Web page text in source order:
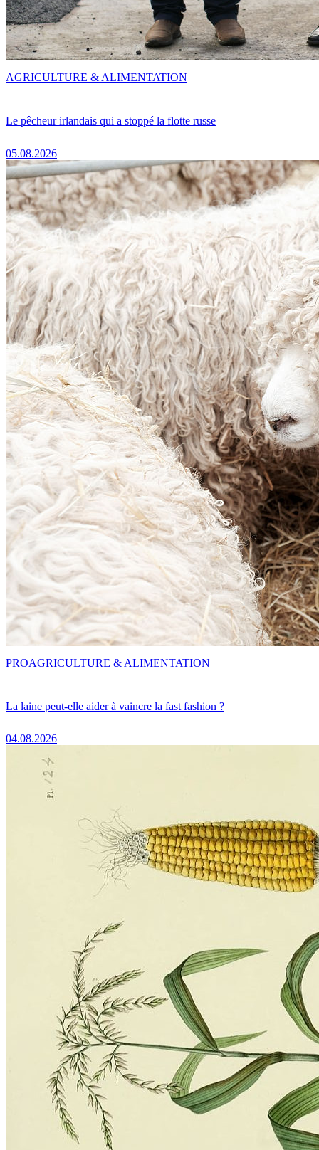
Le pêcheur irlandais qui a stoppé la flotte russe
05.08.2026
AGRICULTURE & ALIMENTATION
La laine peut-elle aider à vaincre la fast fashion ?
04.08.2026
PROAGRICULTURE & ALIMENTATION